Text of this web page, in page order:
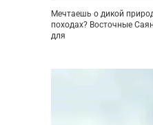
Мечтаешь о дикой
походах? Восточные
для